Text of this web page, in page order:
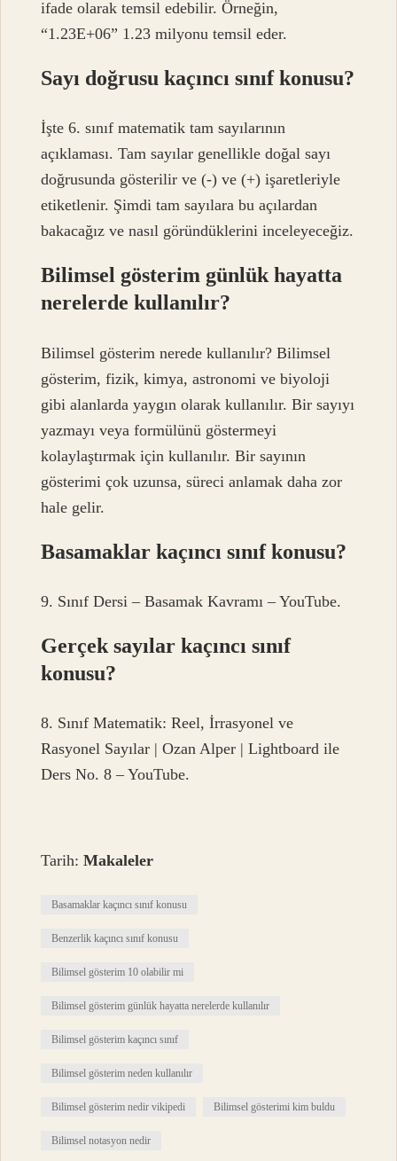
ifade olarak temsil edebilir. Örneğin,
“1.23E+06” 1.23 milyonu temsil eder.
Sayı doğrusu kaçıncı sınıf konusu?
İşte 6. sınıf matematik tam sayılarının
açıklaması. Tam sayılar genellikle doğal sayı
doğrusunda gösterilir ve (-) ve (+) işaretleriyle
etiketlenir. Şimdi tam sayılara bu açılardan
bakacağız ve nasıl göründüklerini inceleyeceğiz.
Bilimsel gösterim günlük hayatta
nerelerde kullanılır?
Bilimsel gösterim nerede kullanılır? Bilimsel
gösterim, fizik, kimya, astronomi ve biyoloji
gibi alanlarda yaygın olarak kullanılır. Bir sayıyı
yazmayı veya formülünü göstermeyi
kolaylaştırmak için kullanılır. Bir sayının
gösterimi çok uzunsa, süreci anlamak daha zor
hale gelir.
Basamaklar kaçıncı sınıf konusu?
9. Sınıf Dersi – Basamak Kavramı – YouTube.
Gerçek sayılar kaçıncı sınıf
konusu?
8. Sınıf Matematik: Reel, İrrasyonel ve
Rasyonel Sayılar | Ozan Alper | Lightboard ile
Ders No. 8 – YouTube.
Tarih:Makaleler
Basamaklar kaçıncı sınıf konusu
Benzerlik kaçıncı sınıf konusu
Bilimsel gösterim 10 olabilir mi
Bilimsel gösterim günlük hayatta nerelerde kullanılır
Bilimsel gösterim kaçıncı sınıf
Bilimsel gösterim neden kullanılır
Bilimsel gösterim nedir vikipedi Bilimsel gösterimi kim buldu
Bilimsel notasyon nedir